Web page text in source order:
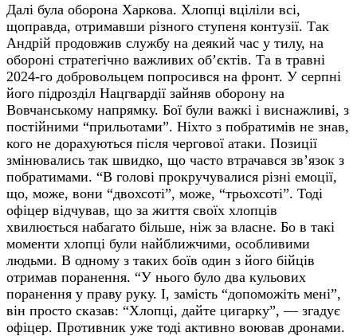
Далі була оборона Харкова. Хлопці вціліли всі,
щоправда, отримавши різного ступеня контузії. Так
Андрій продовжив службу на деякий час у тилу, на
обороні стратегічно важливих об’єктів. Та в травні
2024-го добровольцем попросився на фронт. У серпні
його підрозділ Нацгвардії зайняв оборону на
Вовчанському напрямку. Бої були важкі і виснажливі, з
постійними “прильотами”. Ніхто з побратимів не знав,
кого не дорахуються після чергової атаки. Позиції
змінювались так швидко, що часто втрачався зв’язок з
побратимами. “В голові прокручувалися різні емоції,
що, може, вони “двохсоті”, може, “трьохсоті”. Тоді
офіцер відчував, що за життя своїх хлопців
хвилюється набагато більше, ніж за власне. Бо в такі
моменти хлопці були найближчими, особливими
людьми. В одному з таких боїв один з його бійців
отримав поранення. “У нього було два кульових
поранення у праву руку. І, замість “допоможіть мені”,
він просто сказав: “Хлопці, дайте цигарку”, — згадує
офіцер. Противник уже тоді активно воював дронами.